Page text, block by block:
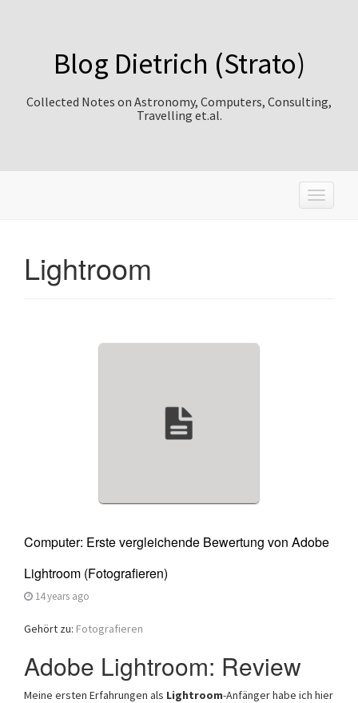
Blog Dietrich (Strato)
Collected Notes on Astronomy, Computers, Consulting,
Travelling et.al.
T
o
Lightroom
Computer: Erste vergleichende Bewertung von Adobe
Lightroom (Fotografieren)
14 years ago
Gehört zu: Fotografieren
Adobe Lightroom: Review
Meine ersten Erfahrungen als Lightroom-Anfänger habe ich hier